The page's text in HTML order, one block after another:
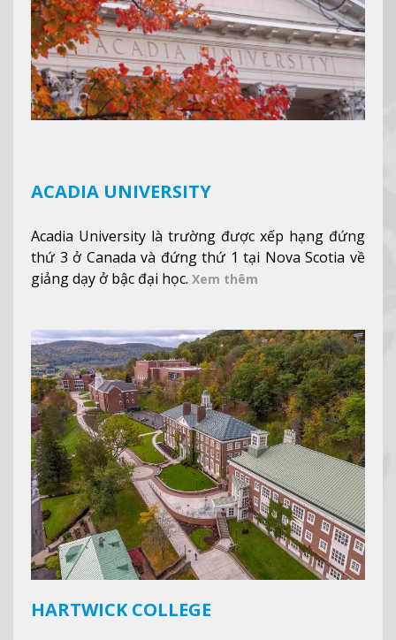
khuôn viên trường.Xem thêm
ACADIA UNIVERSITY
Acadia University là trường được xếp hạng đứng
thứ 3 ở Canada và đứng thứ 1 tại Nova Scotia về
giảng dạy ở bậc đại học. Xem thêm
HARTWICK COLLEGE